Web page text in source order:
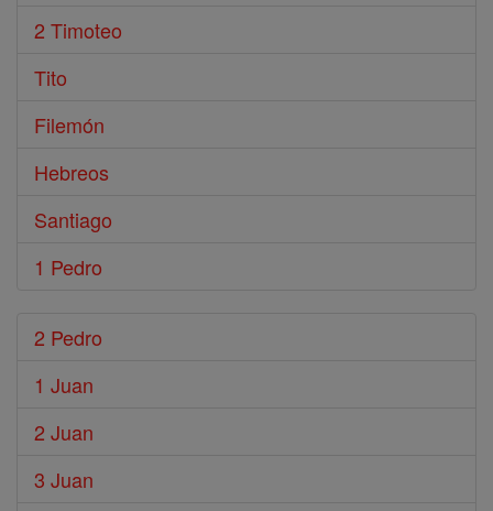
2 Timoteo
Tito
Filemón
Hebreos
Santiago
1 Pedro
2 Pedro
1 Juan
2 Juan
3 Juan